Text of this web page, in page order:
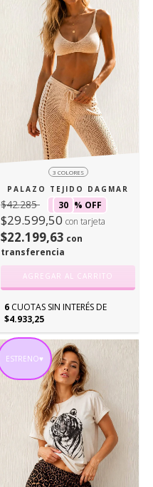
3 COLORES
PALAZO TEJIDO DAGMAR
$42.285 30 % OFF
$29.599,50 con tarjeta
$22.199,63 con
transferencia
AGREGAR AL CARRITO
6 CUOTAS SIN INTERÉS DE
$4.933,25
ESTRENO♥